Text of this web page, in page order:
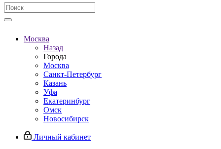
Москва
Назад
Города
Москва
Санкт-Петербург
Казань
Уфа
Екатеринбург
Омск
Новосибирск
Личный кабинет